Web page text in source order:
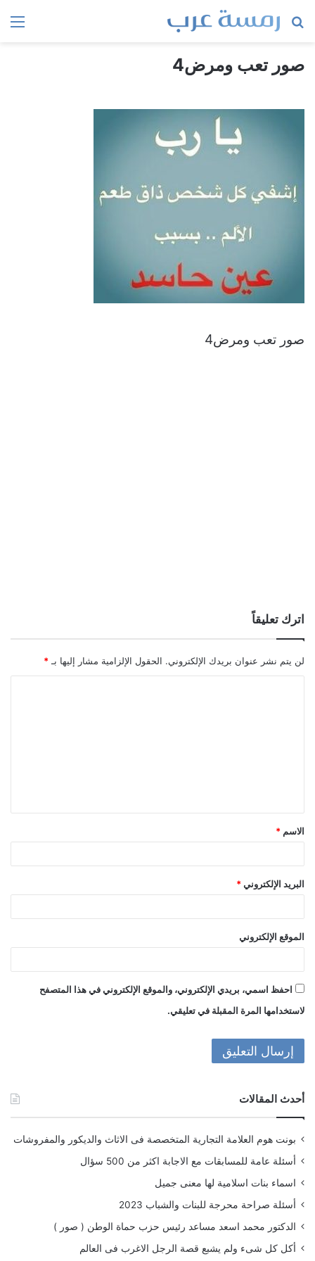
بحث
صور تعب ومرض4
صور تعب ومرض4
اترك تعليقاً
لن يتم نشر عنوان بريدك الإلكتروني. الحقول الإلزامية مشار إليها بـ *
ق
*
الاسم *
البريد الإلكتروني *
الموقع الإلكتروني
احفظ اسمي، بريدي الإلكتروني، والموقع الإلكتروني في هذا المتصفح
لاستخدامها المرة المقبلة في تعليقي.
أحدث المقالات
بونت هوم العلامة التجارية المتخصصة فى الاثاث والديكور والمفروشات
أسئلة عامة للمسابقات مع الاجابة اكثر من 500 سؤال
اسماء بنات اسلامية لها معنى جميل
أسئلة صراحة محرجة للبنات والشباب 2023
الدكتور محمد اسعد مساعد رئيس حزب حماة الوطن ( صور )
أكل كل شىء ولم يشبع قصة الرجل الاغرب فى العالم